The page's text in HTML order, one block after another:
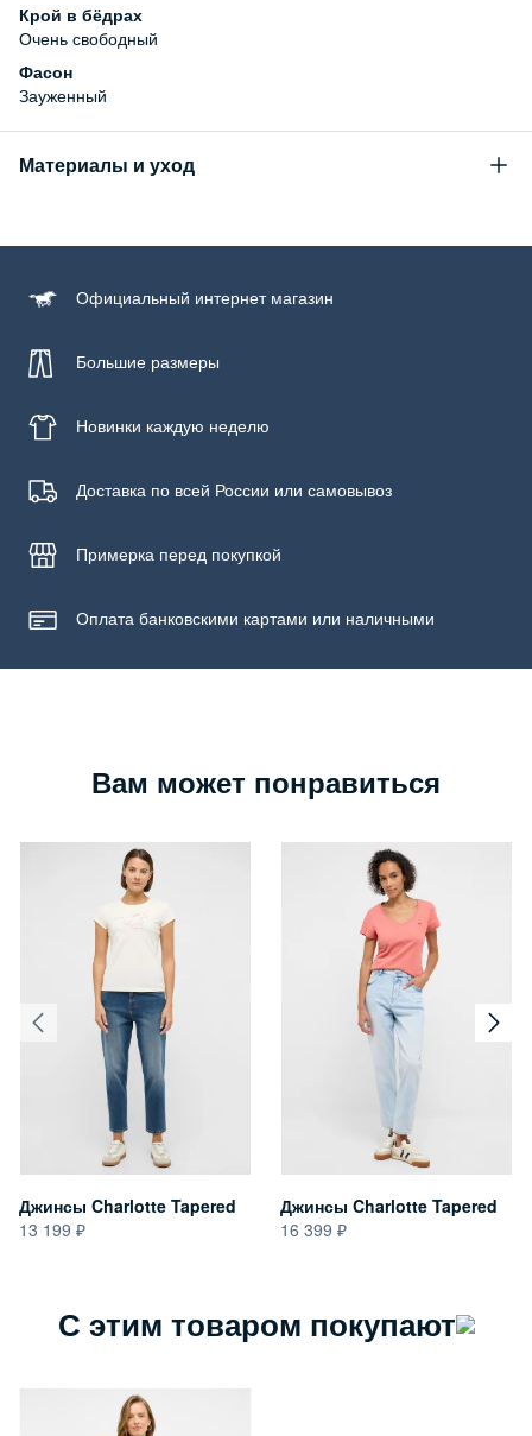
Крой в бёдрах
Очень свободный
Фасон
Зауженный
Материалы и уход
100% хлопок
Бережная стирка при температуре не более 30С, химчистка
запрещена, гладить при низкой температуре до 110С
Официальный интернет магазин
Большие размеры
Новинки каждую неделю
Доставка по всей России или самовывоз
Примерка перед покупкой
Оплата банковскими картами или наличными
Вам может понравиться
Джинсы Charlotte Tapered
13 199
Джинсы Charlotte Tapered
16 399
С этим товаром покупают